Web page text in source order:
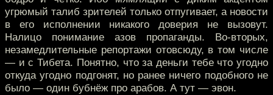
угрюмый талиб зрителей только отпугивает, а новости
в его исполнении никакого доверия не вызовут.
Налицо понимание азов пропаганды. Во-вторых,
незамедлительные репортажи отовсюду, в том числе
— и с Тибета. Понятно, что за деньги тебе что угодно
откуда угодно подгонят, но ранее ничего подобного не
было — один бубнёж про арабов. А тут — эвон.